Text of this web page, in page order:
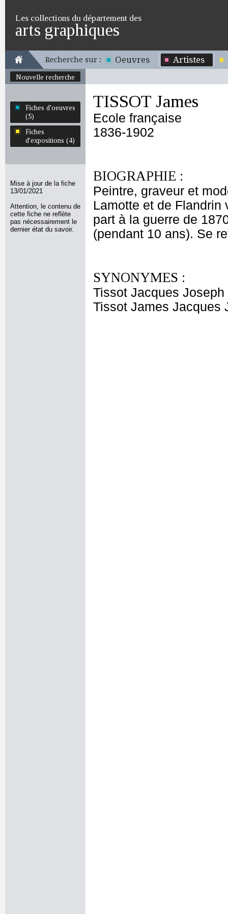
Les collections du département des
arts graphiques
Recherche sur : Oeuvres Artistes
Nouvelle recherche
Fiches d'oeuvres
(5)
Fiches
d'expositions (4)
Mise à jour de la fiche
13/01/2021
Attention, le contenu de
cette fiche ne reflète
pas nécessairement le
dernier état du savoir.
TISSOT James
Ecole française
1836-1902
BIOGRAPHIE :
Peintre, graveur et
Lamotte et de Flandrin
part à la guerre de
(pendant 10 ans). Se
SYNONYMES :
Tissot Jacques Joseph
Tissot James Jacques